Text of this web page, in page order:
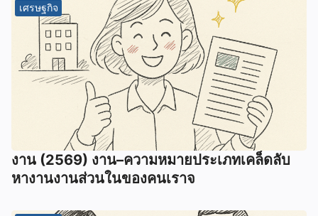
เศรษฐกิจ
งาน (2569) งาน–ความหมายประเภทเคล็ดลับ
หางานงานส่วนในของคนเราจ